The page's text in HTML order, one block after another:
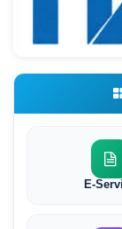
E-